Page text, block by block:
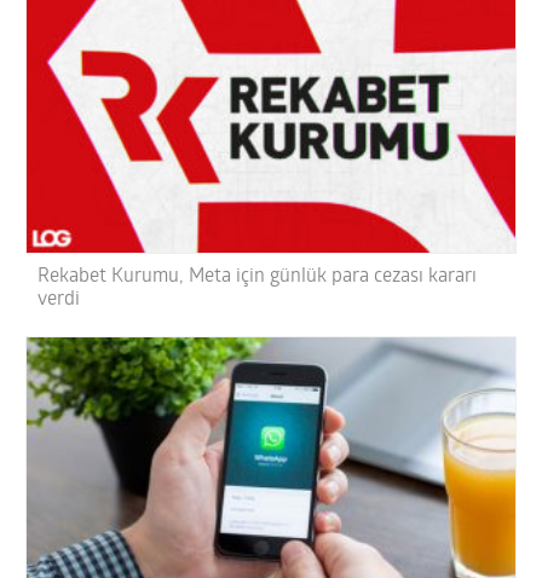
Rekabet Kurumu, Meta için günlük para cezası kararı
verdi